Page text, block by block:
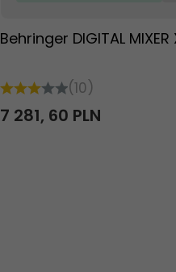
Behringer DIGITAL MIXER
(10)
7 281, 60 PLN